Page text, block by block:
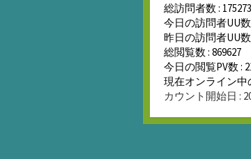
総訪問者数 : 175273
今日の訪問者UU数
昨日の訪問者UU数
総閲覧数 : 869627
今日の閲覧PV数 :
現在オンライン中
カウント開始日 :